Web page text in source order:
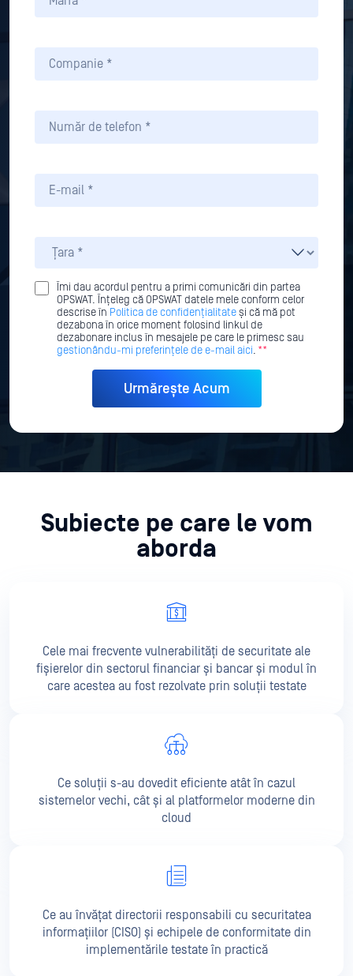
Îmi dau acordul pentru a primi comunicări din partea
OPSWAT. Înțeleg că OPSWAT datele mele conform celor
descrise în Politica de confidențialitateși că mă pot
dezabona în orice moment folosind linkul de
dezabonare inclus în mesajele pe care le primesc sau
gestionându-mi preferințele de e-mail aici. **
Subiecte pe care le vom
aborda
Cele mai frecvente vulnerabilități de securitate ale
fișierelor din sectorul financiar și bancar și modul în
care acestea au fost rezolvate prin soluții testate
Ce soluții s-au dovedit eficiente atât în cazul
sistemelor vechi, cât și al platformelor moderne din
cloud
Ce au învățat directorii responsabili cu securitatea
informațiilor (CISO) și echipele de conformitate din
implementările testate în practică